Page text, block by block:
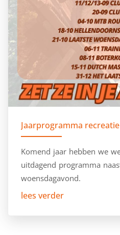
Jaarprogramma
Komend jaar hebben we
uitdagend programma
woensdagavond.
lees verder